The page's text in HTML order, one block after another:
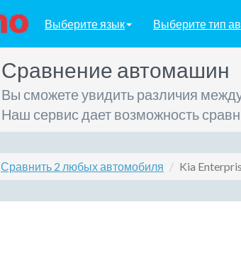
Выберите язык Выберите тип
Сравнение автомашин
Вы сможете увидить различия
Наш сервис дает возможность
Сравнить 2 любых автомобиля Kia